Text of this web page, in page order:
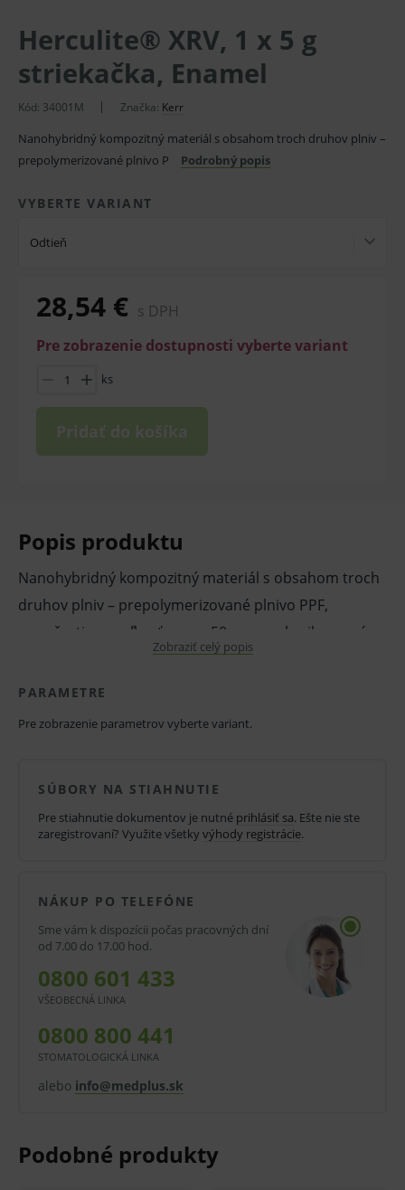
Herculite® XRV, 1 x 5 g
striekačka, Enamel
Kód: 34001M Značka: Kerr
Nanohybridný kompozitný materiál s obsahom troch druhov plniv –
prepolymerizované plnivo P
Podrobný popis
VYBERTE VARIANT
Odtieň
28,54 € s DPH
Pre zobrazenie dostupnosti vyberte variant
ks
Pridať do košíka
Popis produktu
Nanohybridný kompozitný materiál s obsahom troch
druhov plniv – prepolymerizované plnivo PPF,
nanočastice s veľkosťou cca 50 nm a submikronové
hybridné plnivo 0,4 µm.
Materiál má vysokú mechanickú pevnosť po
polymerácii, je výborne leštitelný, má vynikajúcu
fluorescenciu.
Vďaka zloženiu sa s ním lepšie manipuluje – nelepí sa
na nástroje, neprepadá sa, ľahko sa tvaruje a
Herculite® XRV 1 x 4g striekačka - najmodernejšia
nanotechnológia, vynikajúca leštitelnosť, ľahká
V prípade porušenia zapečateného obalu tohto
tovaru nie je z dôvodu ochrany zdravia alebo
hygienických dôvodov možné odstúpiť od kúpnej
zmluvy v lehote 14 dní.
Zobraziť celý popis
PARAMETRE
Pre zobrazenie parametrov vyberte variant.
SÚBORY NA STIAHNUTIE
Pre stiahnutie dokumentov je nutné prihlásiť sa. Ešte nie ste
zaregistrovaní? Využite všetky výhody registrácie.
NÁKUP PO TELEFÓNE
Sme vám k dispozícii počas pracovných dní
od 7.00 do 17.00 hod.
0800 601 433
VŠEOBECNÁ LINKA
0800 800 441
STOMATOLOGICKÁ LINKA
alebo info@medplus.sk